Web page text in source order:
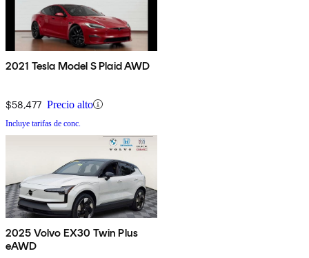
2021 Tesla Model S Plaid AWD
$58,477 Precio alto
Incluye tarifas de conc.
2025 Volvo EX30 Twin Plus
eAWD